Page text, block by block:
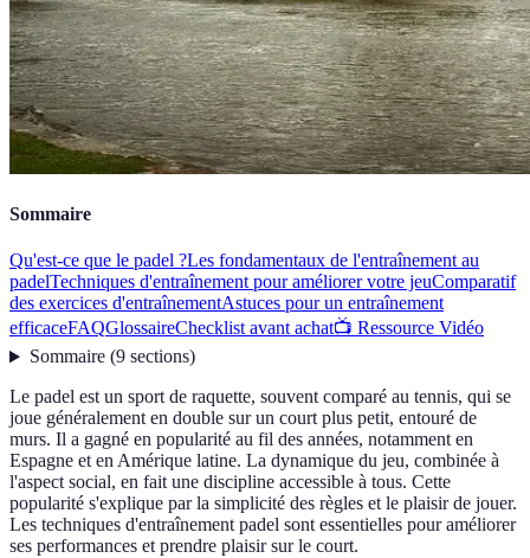
Sommaire
Qu'est-ce que le padel ?Les fondamentaux de l'entraînement au
padelTechniques d'entraînement pour améliorer votre jeuComparatif
des exercices d'entraînementAstuces pour un entraînement
efficaceFAQGlossaireChecklist avant achat📺 Ressource Vidéo
Sommaire(9 sections)
Le padel est un sport de raquette, souvent comparé au tennis, qui se
joue généralement en double sur un court plus petit, entouré de
murs. Il a gagné en popularité au fil des années, notamment en
Espagne et en Amérique latine. La dynamique du jeu, combinée à
l'aspect social, en fait une discipline accessible à tous. Cette
popularité s'explique par la simplicité des règles et le plaisir de jouer.
Les techniques d'entraînement padel sont essentielles pour améliorer
ses performances et prendre plaisir sur le court.